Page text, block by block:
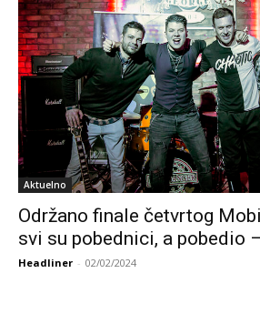
Aktuelno
Održano finale četvrtog
svi su pobednici, a pobedio
Headliner - 02/02/2024